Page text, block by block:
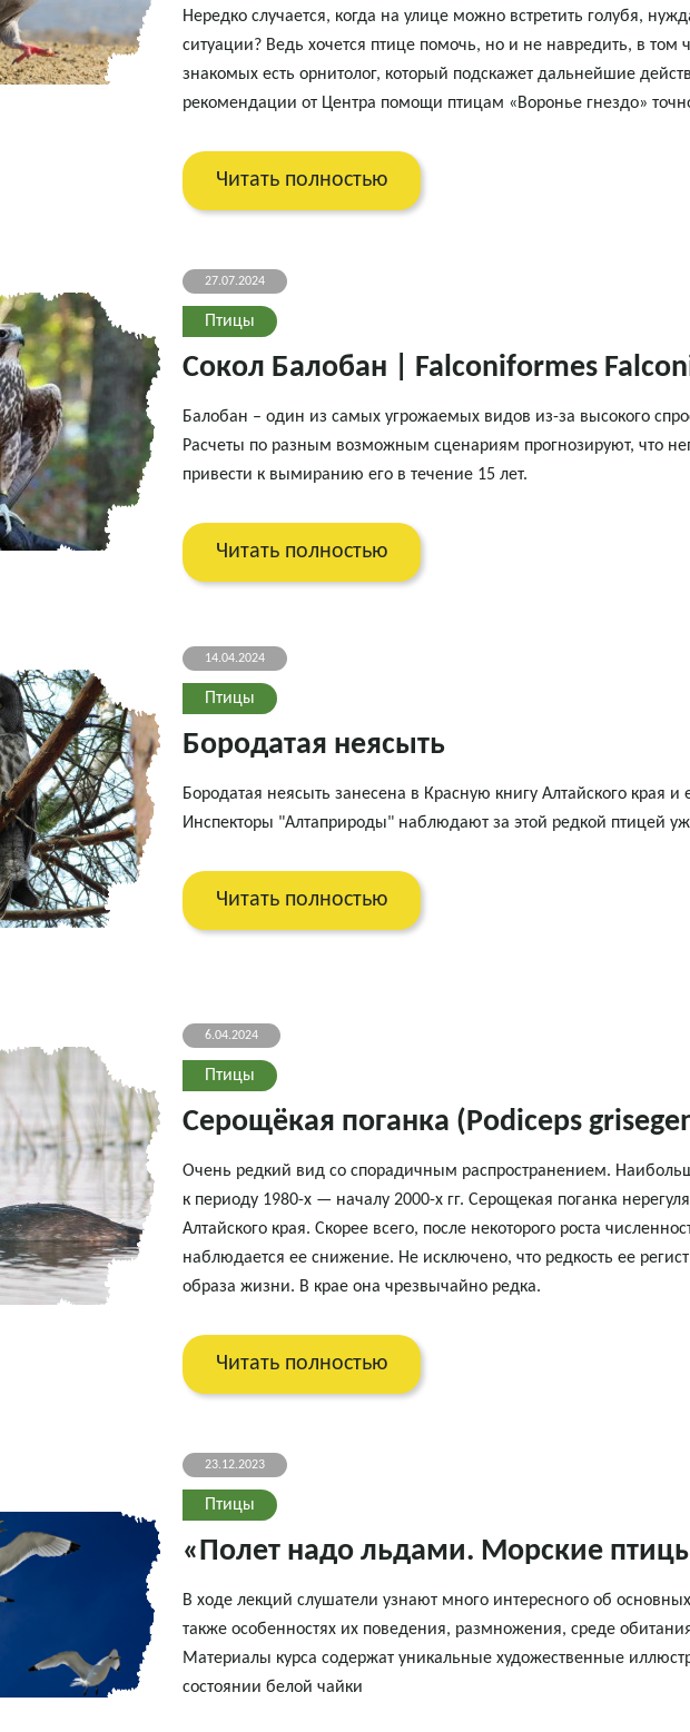
Нередко случается, когда на улице можно встретить голубя,
ситуации? Ведь хочется птице помочь, но и не навредить, в том
знакомых есть орнитолог, который подскажет дальнейшие
рекомендации от Центра помощи птицам «Воронье гнездо»
Читать полностью
27.07.2024
Птицы
Сокол Балобан | Falconiformes
Балобан – один из самых угрожаемых видов из-за высокого
Расчеты по разным возможным сценариям прогнозируют, что
привести к вымиранию его в течение 15 лет.
Читать полностью
14.04.2024
Птицы
Бородатая неясыть
Бородатая неясыть занесена в Красную книгу Алтайского края
Инспекторы "Алтаприроды" наблюдают за этой редкой птицей
Читать полностью
6.04.2024
Птицы
Серощёкая поганка (Podiceps
Очень редкий вид со спорадичным распространением.
к периоду 1980-х — началу 2000-х гг. Серощекая поганка
Алтайского края. Скорее всего, после некоторого роста
наблюдается ее снижение. Не исключено, что редкость ее
образа жизни. В крае она чрезвычайно редка.
Читать полностью
23.12.2023
Птицы
«Полет надо льдами. Морские
В ходе лекций слушатели узнают много интересного об
также особенностях их поведения, размножения, среде
Материалы курса содержат уникальные художественные
состоянии белой чайки